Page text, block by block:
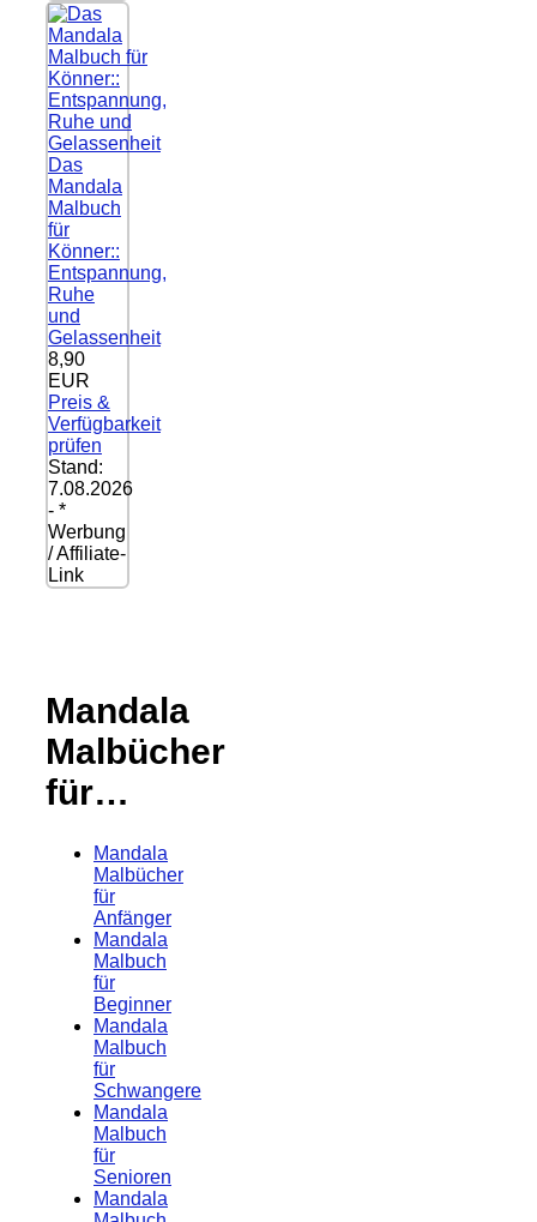
Das
Mandala
Malbuch
für
Könner::
Entspannung,
Ruhe
und
Gelassenheit
8,90
EUR
Preis &
Verfügbarkeit
prüfen
Stand:
7.08.2026
- *
Werbung
/ Affiliate-
Link
Mandala
Malbücher
für…
Mandala
Malbücher
für
Anfänger
Mandala
Malbuch
für
Beginner
Mandala
Malbuch
für
Schwangere
Mandala
Malbuch
für
Senioren
Mandala